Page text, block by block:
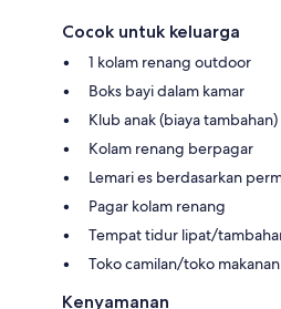
Cocok untuk keluarga
1 kolam renang outdoor
Boks bayi dalam kamar
Klub anak (biaya tambahan)
Kolam renang berpagar
Lemari es berdasarkan
Pagar kolam renang
Tempat tidur lipat/
Toko camilan/toko makanan
Kenyamanan